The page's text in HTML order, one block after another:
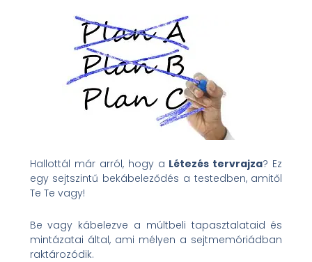
Hallottál már arról, hogy a Létezés tervrajza? Ez
egy sejtszintű bekábeleződés a testedben, amitől
Te Te vagy!
Be vagy kábelezve a múltbeli tapasztalataid és
mintázatai által, ami mélyen a sejtmemóriádban
raktározódik.